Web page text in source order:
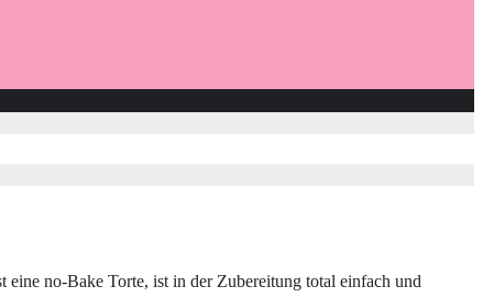
no-Bake Torte, ist in der Zubereitung total einfach und